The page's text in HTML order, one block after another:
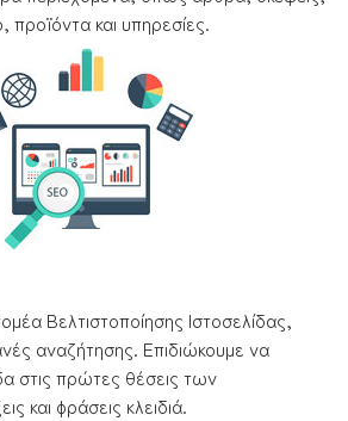
προϊόντα και υπηρεσίες.
Βελτιστοποίησης Ιστοσελίδας,
αναζήτησης. Επιδιώκουμε να
στις πρώτες θέσεις των
και φράσεις κλειδιά.